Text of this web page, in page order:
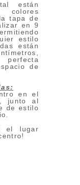
están
tapa de
en 9
estilo
están
de
en el
junto al
de estilo
el lugar